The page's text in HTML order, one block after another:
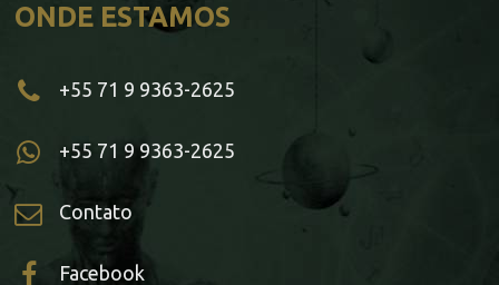
ONDE ESTAMOS
+55 71 9 9363-2625
+55 71 9 9363-2625
Contato
Facebook